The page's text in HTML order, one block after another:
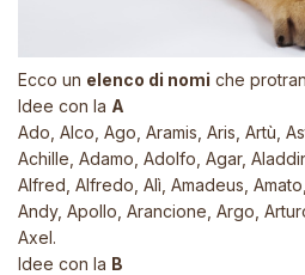
Ecco un elenco di nomi che
Idee con la A
Ado, Alco, Ago, Aramis, Aris, Artù,
Achille, Adamo, Adolfo, Agar,
Alfred, Alfredo, Alì, Amadeus,
Andy, Apollo, Arancione, Argo,
Axel.
Idee con la B